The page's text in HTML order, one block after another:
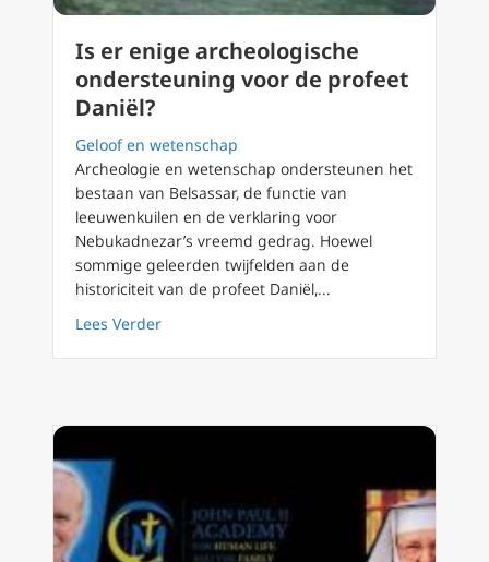
Is er enige archeologische
ondersteuning voor de profeet
Daniël?
Geloof en wetenschap
Archeologie en wetenschap ondersteunen het
bestaan van Belsassar, de functie van
leeuwenkuilen en de verklaring voor
Nebukadnezar’s vreemd gedrag. Hoewel
sommige geleerden twijfelden aan de
historiciteit van de profeet Daniël,...
Lees Verderabout Is er enige archeologische